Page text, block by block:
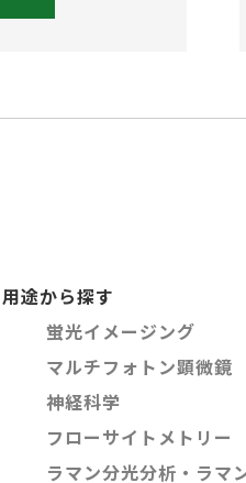
用途から探す
蛍光イメージング
マルチフォトン顕微鏡
神経科学
フローサイトメトリー
ラマン分光分析・ラマ